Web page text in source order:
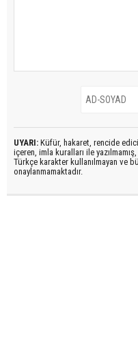
UYARI: Küfür, hakaret, rencide
içeren, imla kuralları ile yazılmamış,
Türkçe karakter kullanılmayan ve
onaylanmamaktadır.